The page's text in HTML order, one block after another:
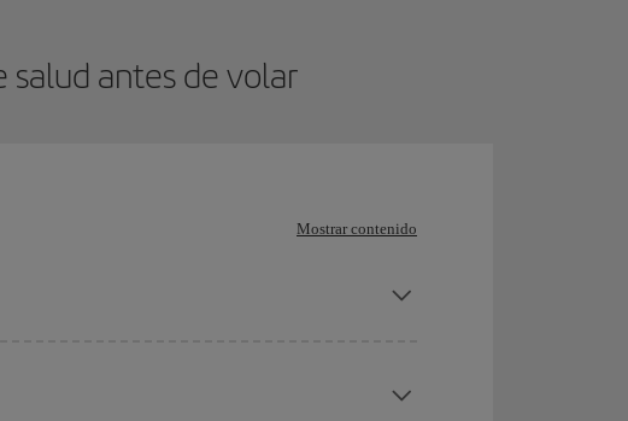
salud antes de volar
Mostrar contenido